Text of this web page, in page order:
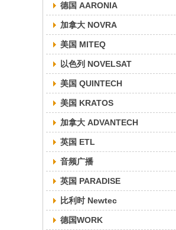
德国 AARONIA
加拿大 NOVRA
美国 MITEQ
以色列 NOVELSAT
美国 QUINTECH
美国 KRATOS
加拿大 ADVANTECH
英国 ETL
音频广播
英国 PARADISE
比利时 Newtec
德国WORK